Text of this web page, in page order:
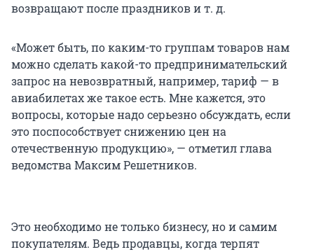
возвращают после праздников и т. д.
«Может быть, по каким-то группам товаров нам
можно сделать какой-то предпринимательский
запрос на невозвратный, например, тариф — в
авиабилетах же такое есть. Мне кажется, это
вопросы, которые надо серьезно обсуждать, если
это поспособствует снижению цен на
отечественную продукцию», — отметил глава
ведомства Максим Решетников.
Это необходимо не только бизнесу, но и самим
покупателям. Ведь продавцы, когда терпят